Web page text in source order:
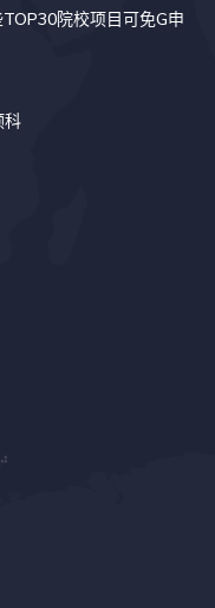
院校项目可免G申
科